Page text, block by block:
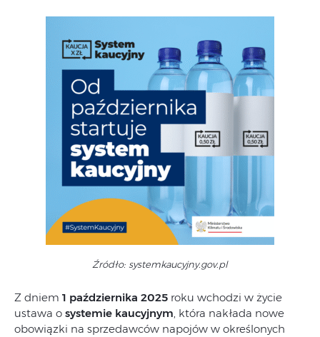
Źródło: systemkaucyjny.gov.pl
Z dniem 1 października 2025 roku wchodzi w życie
ustawa o systemie kaucyjnym, która nakłada nowe
obowiązki na sprzedawców napojów w określonych